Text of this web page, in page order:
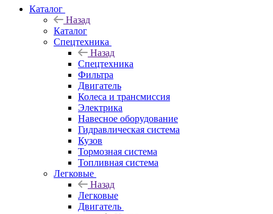
Каталог
Назад
Каталог
Спецтехника
Назад
Спецтехника
Фильтра
Двигатель
Колеса и трансмиссия
Электрика
Навесное оборудование
Гидравлическая система
Кузов
Тормозная система
Топливная система
Легковые
Назад
Легковые
Двигатель